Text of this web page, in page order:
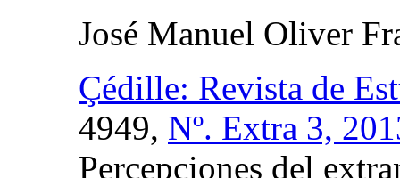
José Manuel Oliver
Çédille: Revista de
4949, Nº. Extra 3,
Percepciones del